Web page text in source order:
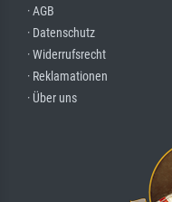
· AGB
· Datenschutz
· Widerrufsrecht
· Reklamationen
· Über uns